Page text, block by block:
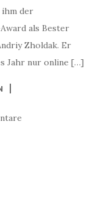
der
als Bester
Zholdak. Er
Jahr nur online […]